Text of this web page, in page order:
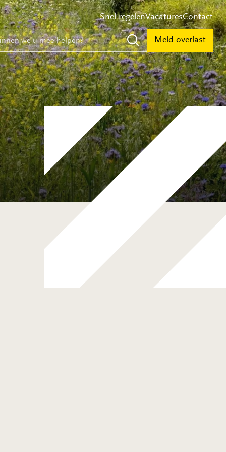
Snel regelenVacaturesContact
we u mee helpen?
Zoeken
Meld overlast